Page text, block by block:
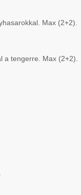
Max (2+2).
a tengerre. Max (2+2).